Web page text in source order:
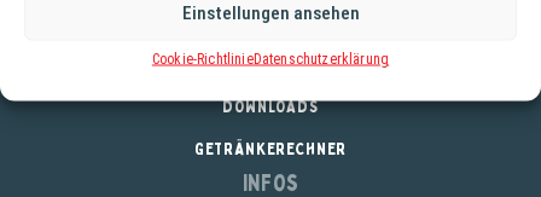
Einstellungen ansehen
Cookie-RichtlinieDatenschutzerklärung
Service
REGISTRIERUNG
DOWNLOADS
GETRÄNKERECHNER
Infos